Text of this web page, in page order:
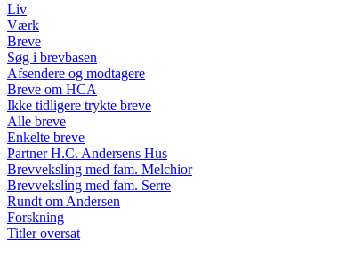
Liv
Værk
Breve
Søg i brevbasen
Afsendere og modtagere
Breve om HCA
Ikke tidligere trykte breve
Alle breve
Enkelte breve
Partner H.C. Andersens Hus
Brevveksling med fam. Melchior
Brevveksling med fam. Serre
Rundt om Andersen
Forskning
Titler oversat